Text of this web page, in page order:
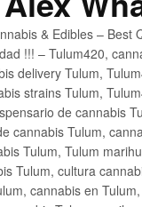
& Edibles –
!!! – Tulum420,
delivery Tulum,
strains Tulum,
de cannabis
cannabis Tulum,
Tulum, Tulum
Tulum, cultura
cannabis en